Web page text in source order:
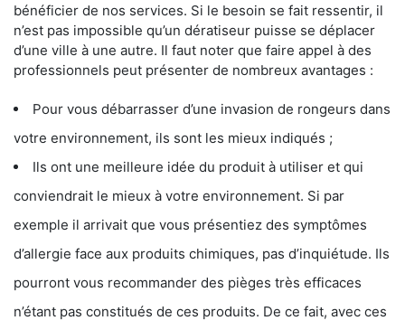
bénéficier de nos services. Si le besoin se fait ressentir, il
n’est pas impossible qu’un dératiseur puisse se déplacer
d’une ville à une autre. Il faut noter que faire appel à des
professionnels peut présenter de nombreux avantages :
Pour vous débarrasser d’une invasion de rongeurs dans
votre environnement, ils sont les mieux indiqués ;
Ils ont une meilleure idée du produit à utiliser et qui
conviendrait le mieux à votre environnement. Si par
exemple il arrivait que vous présentiez des symptômes
d’allergie face aux produits chimiques, pas d’inquiétude. Ils
pourront vous recommander des pièges très efficaces
n’étant pas constitués de ces produits. De ce fait, avec ces